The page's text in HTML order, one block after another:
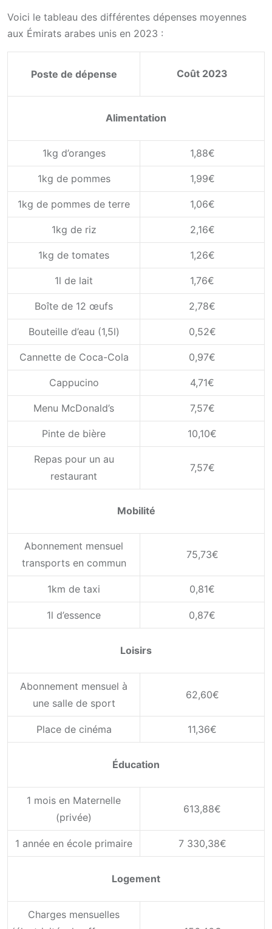
Voici le tableau des différentes dépenses moyennes
aux Émirats arabes unis en 2023 :
Poste de dépense Coût 2023
Alimentation
1kg d’oranges 1,88€
1kg de pommes 1,99€
1kg de pommes de terre 1,06€
1kg de riz 2,16€
1kg de tomates 1,26€
1l de lait 1,76€
Boîte de 12 œufs 2,78€
Bouteille d’eau (1,5l) 0,52€
Cannette de Coca-Cola 0,97€
Cappucino 4,71€
Menu McDonald’s 7,57€
Pinte de bière 10,10€
Repas pour un au
restaurant
7,57€
Mobilité
Abonnement mensuel
transports en commun
75,73€
1km de taxi 0,81€
1l d’essence 0,87€
Loisirs
Abonnement mensuel à
une salle de sport
62,60€
Place de cinéma 11,36€
Éducation
1 mois en Maternelle
(privée)
613,88€
1 année en école primaire 7 330,38€
Logement
Charges mensuelles